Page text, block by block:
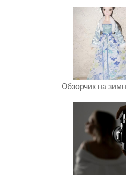
Обзорчик на